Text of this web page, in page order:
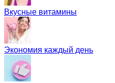
Вкусные витамины
Экономия каждый день